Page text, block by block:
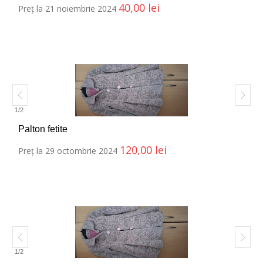
Preț la 21 noiembrie 2024 40,00 lei
1/2
Palton fetite
Preț la 29 octombrie 2024 120,00 lei
1 /2